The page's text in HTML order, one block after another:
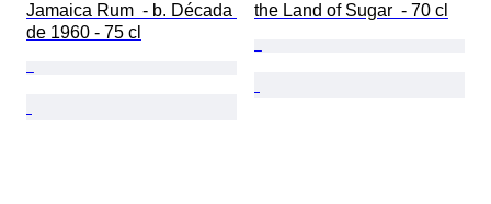
Jamaica Rum  - b. Década
de 1960 - 75 cl
the Land of Sugar  - 70 cl